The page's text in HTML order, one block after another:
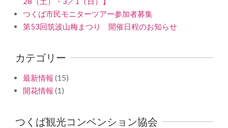
つくば市民モニターツアー参加者募集
第53回筑波山梅まつり 開催日程のお知らせ
カテゴリー
最新情報 (15)
開花情報 (1)
つくば観光コンベンション協会